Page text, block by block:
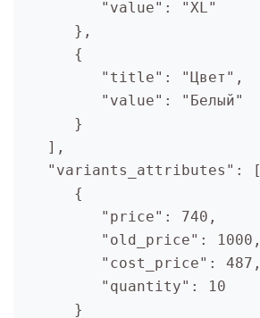
         "value": "XL"
      },
      {
         "title": "Цвет",
         "value": "Белый"
      }
   ],
   "variants_attributes": [
      {
         "price": 740,
         "old_price": 1000,
         "cost_price": 487,
         "quantity": 10
      }